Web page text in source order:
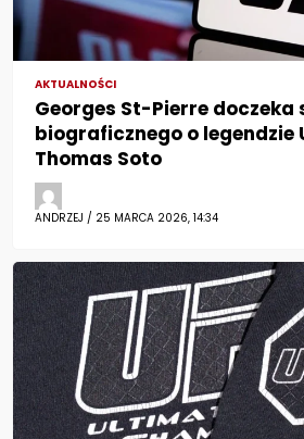
AKTUALNOŚCI
Georges St-Pierre doczeka
biograficznego o legendzie
Thomas Soto
ANDRZEJ / 25 MARCA 2026, 14:34